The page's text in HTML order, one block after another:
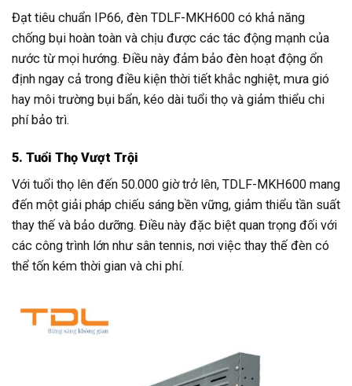
Đạt tiêu chuẩn IP66, đèn TDLF-MKH600 có khả năng
chống bụi hoàn toàn và chịu được các tác động mạnh của
nước từ mọi hướng. Điều này đảm bảo đèn hoạt động ổn
định ngay cả trong điều kiện thời tiết khắc nghiệt, mưa gió
hay môi trường bụi bẩn, kéo dài tuổi thọ và giảm thiểu chi
phí bảo trì.
5. Tuổi Thọ Vượt Trội
Với tuổi thọ lên đến 50.000 giờ trở lên, TDLF-MKH600 mang
đến một giải pháp chiếu sáng bền vững, giảm thiểu tần suất
thay thế và bảo dưỡng. Điều này đặc biệt quan trọng đối với
các công trình lớn như sân tennis, nơi việc thay thế đèn có
thể tốn kém thời gian và chi phí.